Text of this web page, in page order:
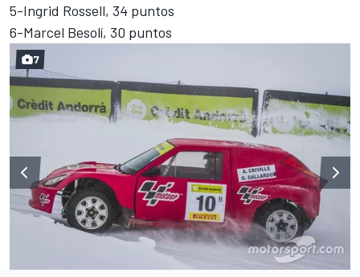
5-Ingrid Rossell, 34 puntos
6-Marcel Besolí, 30 puntos
7